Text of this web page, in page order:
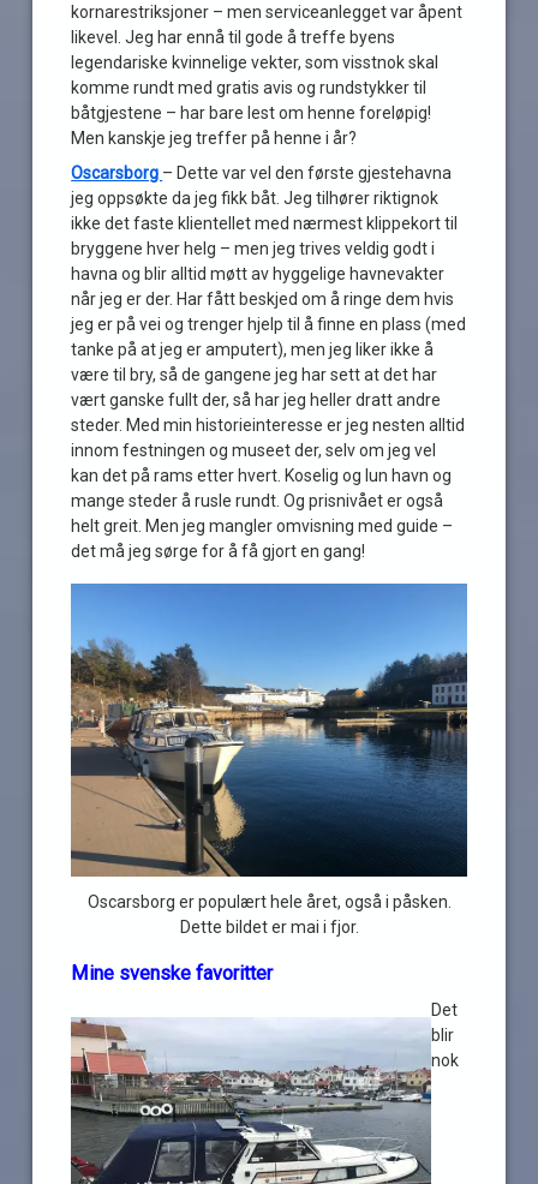
kornarestriksjoner – men serviceanlegget var åpent
likevel. Jeg har ennå til gode å treffe byens
legendariske kvinnelige vekter, som visstnok skal
komme rundt med gratis avis og rundstykker til
båtgjestene – har bare lest om henne foreløpig!
Men kanskje jeg treffer på henne i år?
Oscarsborg – Dette var vel den første gjestehavna
jeg oppsøkte da jeg fikk båt. Jeg tilhører riktignok
ikke det faste klientellet med nærmest klippekort til
bryggene hver helg – men jeg trives veldig godt i
havna og blir alltid møtt av hyggelige havnevakter
når jeg er der. Har fått beskjed om å ringe dem hvis
jeg er på vei og trenger hjelp til å finne en plass (med
tanke på at jeg er amputert), men jeg liker ikke å
være til bry, så de gangene jeg har sett at det har
vært ganske fullt der, så har jeg heller dratt andre
steder. Med min historieinteresse er jeg nesten alltid
innom festningen og museet der, selv om jeg vel
kan det på rams etter hvert. Koselig og lun havn og
mange steder å rusle rundt. Og prisnivået er også
helt greit. Men jeg mangler omvisning med guide –
det må jeg sørge for å få gjort en gang!
Oscarsborg er populært hele året, også i påsken.
Dette bildet er mai i fjor.
Mine svenske favoritter
Det
blir
nok